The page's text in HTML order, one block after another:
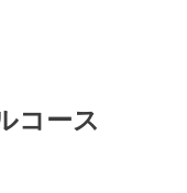
コース